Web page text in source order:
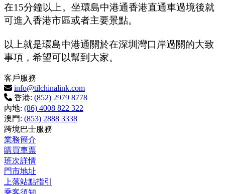
在15分鐘以上。坐環島中港通香港直通車過境後就
可進入香港市區或者主要景點。
以上就是環島中港通關於在深圳灣口岸過關的大致
事項，希望可以幫到大家。
客戶服務
info@tilchinalink.com
香港: (852) 2979 8778
內地: (86) 4008 822 322
澳門: (853) 2888 3338
跨境巴士服務
業務簡介
購買車票
班次詳情
門市地址
上落站點指引
乘客須知